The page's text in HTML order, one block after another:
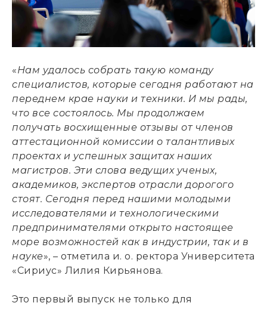
«Нам удалось собрать такую команду
специалистов, которые сегодня работают на
переднем крае науки и техники. И мы рады,
что все состоялось. Мы продолжаем
получать восхищенные отзывы от членов
аттестационной комиссии о талантливых
проектах и успешных защитах наших
магистров. Эти слова ведущих ученых,
академиков, экспертов отрасли дорогого
стоят. Сегодня перед нашими молодыми
исследователями и технологическими
предпринимателями открыто настоящее
море возможностей как в индустрии, так и в
науке», – отметила и. о. ректора Университета
«Сириус» Лилия Кирьянова.
Это первый выпуск не только для